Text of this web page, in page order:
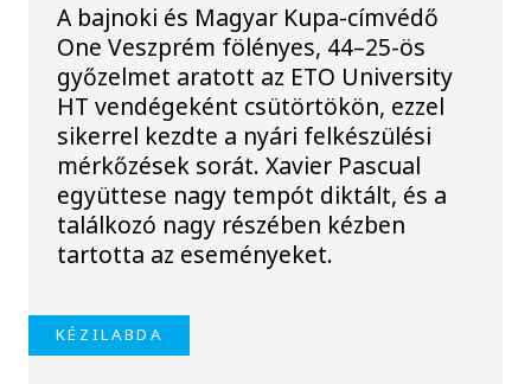
A bajnoki és Magyar Kupa-címvédő
One Veszprém fölényes, 44–25-ös
győzelmet aratott az ETO University
HT vendégeként csütörtökön, ezzel
sikerrel kezdte a nyári felkészülési
mérkőzések sorát. Xavier Pascual
együttese nagy tempót diktált, és a
találkozó nagy részében kézben
tartotta az eseményeket.
KÉZILABDA